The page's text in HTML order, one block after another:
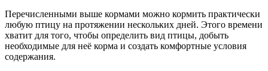
Перечисленными выше кормами можно кормить практически
любую птицу на протяжении нескольких дней. Этого времени
хватит для того, чтобы определить вид птицы, добыть
необходимые для неё корма и создать комфортные условия
содержания.